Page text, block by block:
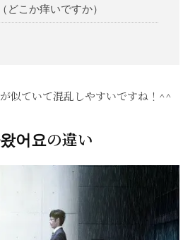
どこか痒いですか）
似ていて混乱しやすいですね！^^
어요の違い